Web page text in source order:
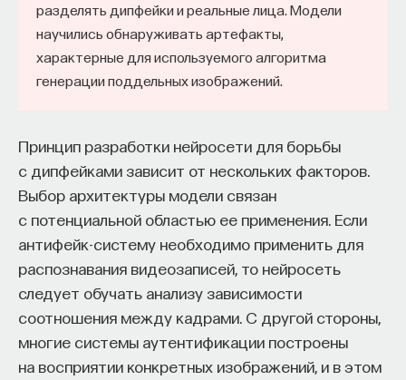
разделять дипфейки и реальные лица. Модели
научились обнаруживать артефакты,
характерные для используемого алгоритма
генерации поддельных изображений.
Принцип разработки нейросети для борьбы
с дипфейками зависит от нескольких факторов.
Выбор архитектуры модели связан
с потенциальной областью ее применения. Если
антифейк-систему необходимо применить для
распознавания видеозаписей, то нейросеть
следует обучать анализу зависимости
соотношения между кадрами. С другой стороны,
многие системы аутентификации построены
на восприятии конкретных изображений, и в этом